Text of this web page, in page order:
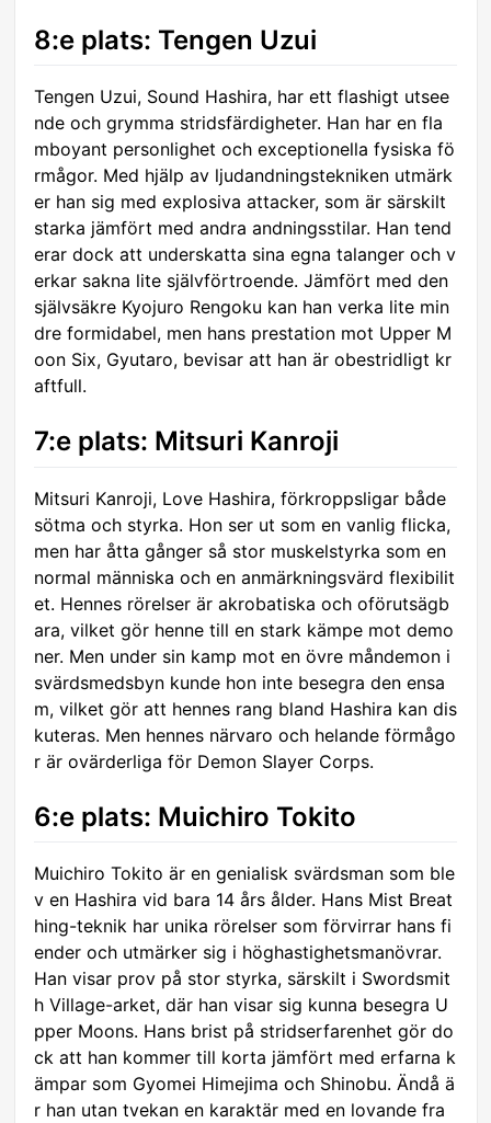
8:e plats: Tengen Uzui
Tengen Uzui, Sound Hashira, har ett flashigt utsee
nde och grymma stridsfärdigheter. Han har en fla
mboyant personlighet och exceptionella fysiska fö
rmågor. Med hjälp av ljudandningstekniken utmärk
er han sig med explosiva attacker, som är särskilt
starka jämfört med andra andningsstilar. Han tend
erar dock att underskatta sina egna talanger och v
erkar sakna lite självförtroende. Jämfört med den
självsäkre Kyojuro Rengoku kan han verka lite min
dre formidabel, men hans prestation mot Upper M
oon Six, Gyutaro, bevisar att han är obestridligt kr
aftfull.
7:e plats: Mitsuri Kanroji
Mitsuri Kanroji, Love Hashira, förkroppsligar både
sötma och styrka. Hon ser ut som en vanlig flicka,
men har åtta gånger så stor muskelstyrka som en
normal människa och en anmärkningsvärd flexibilit
et. Hennes rörelser är akrobatiska och oförutsägb
ara, vilket gör henne till en stark kämpe mot demo
ner. Men under sin kamp mot en övre måndemon i
svärdsmedsbyn kunde hon inte besegra den ensa
m, vilket gör att hennes rang bland Hashira kan dis
kuteras. Men hennes närvaro och helande förmågo
r är ovärderliga för Demon Slayer Corps.
6:e plats: Muichiro Tokito
Muichiro Tokito är en genialisk svärdsman som ble
v en Hashira vid bara 14 års ålder. Hans Mist Breat
hing-teknik har unika rörelser som förvirrar hans fi
ender och utmärker sig i höghastighetsmanövrar.
Han visar prov på stor styrka, särskilt i Swordsmit
h Village-arket, där han visar sig kunna besegra U
pper Moons. Hans brist på stridserfarenhet gör do
ck att han kommer till korta jämfört med erfarna k
ämpar som Gyomei Himejima och Shinobu. Ändå ä
r han utan tvekan en karaktär med en lovande fra